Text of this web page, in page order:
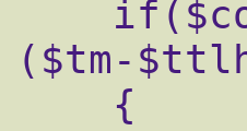
($tm-